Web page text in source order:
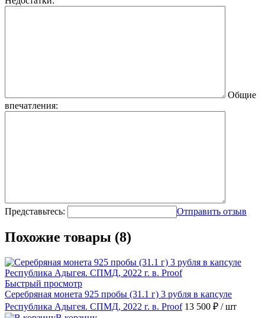
Общие
впечатления:
Представьтесь: Отправить отзыв
Похожие товары (8)
Быстрый просмотр
Серебряная монета 925 пробы (31.1 г) 3 рубля в капсуле
Республика Адыгея. СПМД, 2022 г. в. Proof 13 500 ₽ / шт